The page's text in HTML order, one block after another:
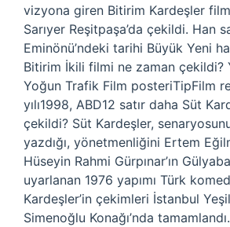
vizyona giren Bitirim Kardeşler
Sarıyer Reşitpaşa’da çekildi. Han
Eminönü’ndeki tarihi Büyük Yeni
Bitirim İkili filmi ne zaman çekildi?
Yoğun Trafik Film posteriTipFilm
yılı1998, ABD12 satır daha Süt
çekildi? Süt Kardeşler,
yazdığı, yönetmenliğini Ertem
Hüseyin Rahmi Gürpınar’ın
uyarlanan 1976 yapımı Türk
Kardeşler’in çekimleri İstanbul
Simenoğlu Konağı’nda